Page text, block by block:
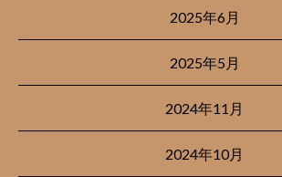
2025年6月
2025年5月
2024年11月
2024年10月